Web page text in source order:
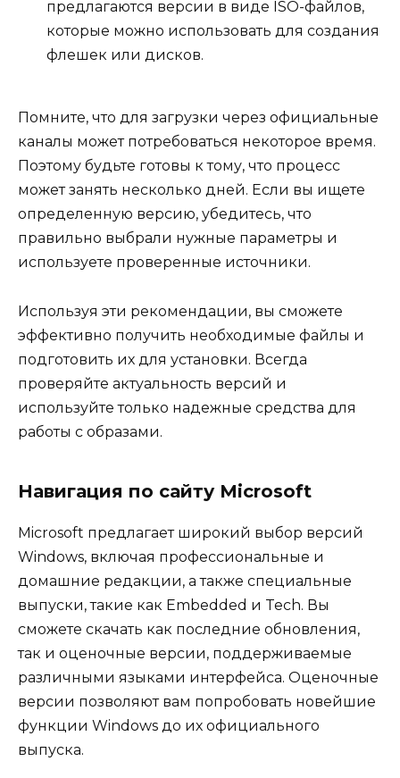
предлагаются версии в виде ISO-файлов,
которые можно использовать для создания
флешек или дисков.
Помните, что для загрузки через официальные
каналы может потребоваться некоторое время.
Поэтому будьте готовы к тому, что процесс
может занять несколько дней. Если вы ищете
определенную версию, убедитесь, что
правильно выбрали нужные параметры и
используете проверенные источники.
Используя эти рекомендации, вы сможете
эффективно получить необходимые файлы и
подготовить их для установки. Всегда
проверяйте актуальность версий и
используйте только надежные средства для
работы с образами.
Навигация по сайту Microsoft
Microsoft предлагает широкий выбор версий
Windows, включая профессиональные и
домашние редакции, а также специальные
выпуски, такие как Embedded и Tech. Вы
сможете скачать как последние обновления,
так и оценочные версии, поддерживаемые
различными языками интерфейса. Оценочные
версии позволяют вам попробовать новейшие
функции Windows до их официального
выпуска.